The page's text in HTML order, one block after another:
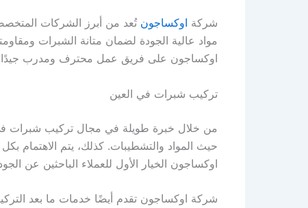
شركة اوكساجون تُعد من أبرز الشركات
مواد عالية الجودة لضمان متانة الشبرات
اوكساجون على فريق عمل محترف ومدرب جيدًا
تركيب شبرات في العين
من خلال خبرة طويلة في مجال تركيب شبرات في
حيث المواد والتشطيبات. كذلك، يتم الاهتمام
اوكساجون الخيار الأول للعملاء الباحثين عن
شركة اوكساجون تقدم أيضًا خدمات ما بعد